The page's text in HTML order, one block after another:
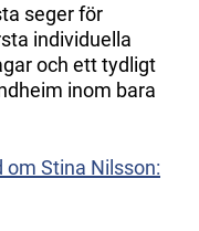
seger för
individuella
och ett tydligt
inom bara
om Stina Nilsson: